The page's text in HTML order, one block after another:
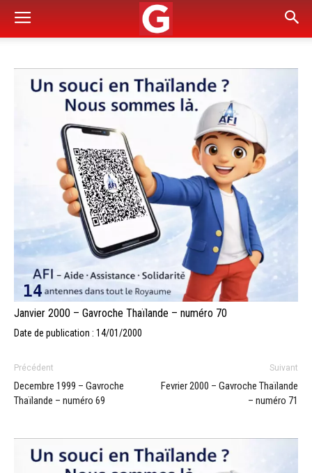
Janvier 2000 – Gavroche Thaïlande – numéro 70
Date de publication : 14/01/2000
Précédent
Decembre 1999 – Gavroche
Thaïlande – numéro 69
Suivant
Fevrier 2000 – Gavroche Thaïlande
– numéro 71